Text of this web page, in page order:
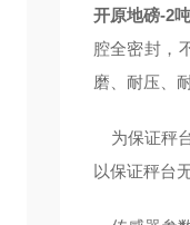
开原地磅-2
腔全密封，
磨、耐压、
为保证秤
以保证秤台